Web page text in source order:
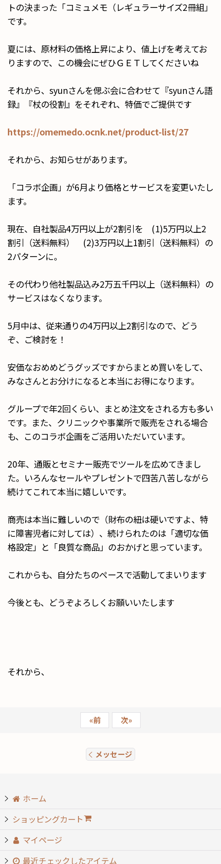
トの決まった「コミュメモ（レギュラーサイズ2冊組」
です。
夏には、原材料の価格上昇により、値上げを考えてお
りますので、この機会にぜひＧＥＴしてくださいね
それから、syunさんを偲ぶ会に合わせて『syunさん語
録』『杖の役割』をそれぞれ、特価でご提供です
https://omemedo.ocnk.net/product-list/27
それから、お知らせがあります。
「コラボ企画」が6月より価格とサービスを変更いたし
ます。
現在、自社製品4万円以上が2割引を (1)5万円以上2
割引（送料無料） (2)3万円以上1割引（送料無料）の
2パターンに。
その代わり他社製品込み2万五千円以上（送料無料）の
サービスはなくなります。
5月中は、従来通りの4万円以上2割引なので、どう
ぞ、ご検討を！
安価なおめめどうグッズですからまとめ買いをして、
みなさんとお分けになると本当にお得になります。
グループで年2回くらい、まとめ注文をされる方も多い
です。また、クリニックや事業所で販売をされる場合
も、このコラボ企画をご活用いただいています。
20年、通販とセミナー販売でツールを広めてきまし
た。いろんなセールやプレゼントで四苦八苦しながら
続けてこれて本当に嬉しいです。
商売は本当に難しいので（財布の紐は硬いですよ、特
に障害児者に対しては）、続けられたのは「適切な価
格設定」と「良質な商品」のおかげと思っています。
これからも、自分たちのペースで活動してまいります
今後とも、どうぞよろしくお願いいたします
それから、
«前 次»
メッセージ
ホーム
ショッピングカート
マイページ
最近チェックしたアイテム